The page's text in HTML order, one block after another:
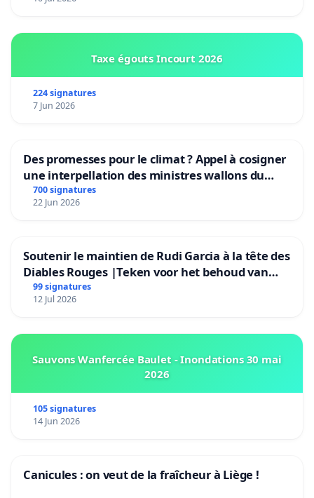
Taxe égouts Incourt 2026
224 signatures
7 Jun 2026
Des promesses pour le climat ? Appel à cosigner
une interpellation des ministres wallons du
climat et de l’environnement.
700 signatures
22 Jun 2026
Soutenir le maintien de Rudi Garcia à la tête des
Diables Rouges |Teken voor het behoud van
Rudi Garcia als bondscoach
99 signatures
12 Jul 2026
Sauvons Wanfercée Baulet - Inondations 30 mai
2026
105 signatures
14 Jun 2026
Canicules : on veut de la fraîcheur à Liège !